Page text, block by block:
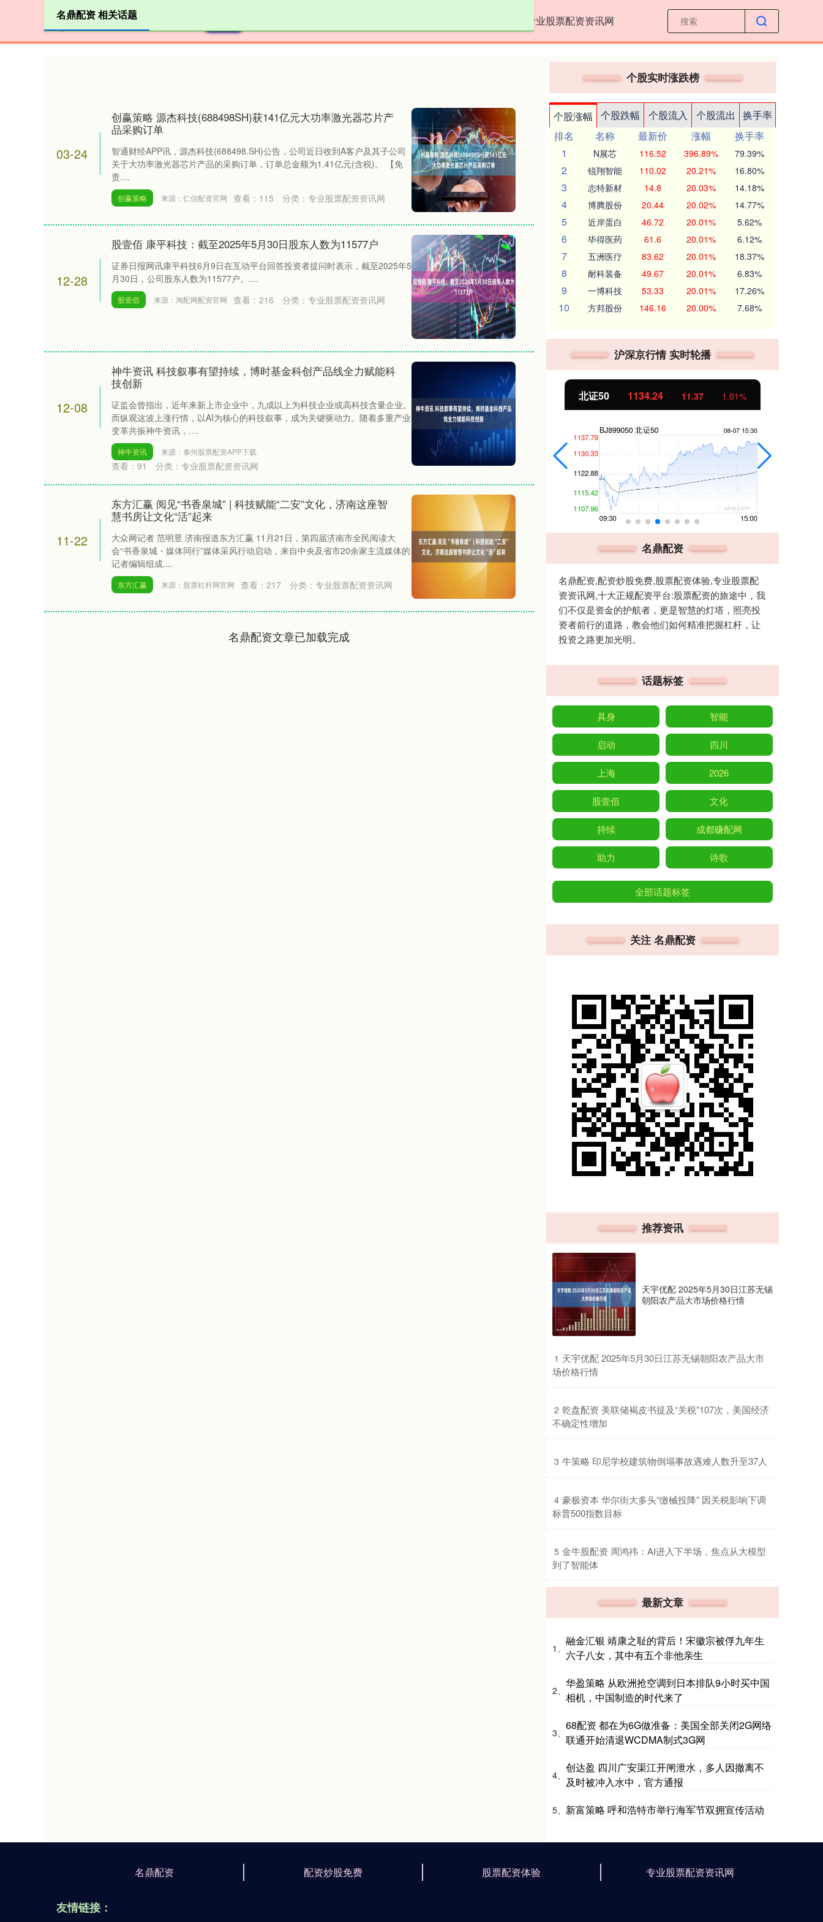
专业股票配资资讯网
名鼎配资 相关话题
03-24
创赢策略 源杰科技(688498SH)获141亿元大功率激光器芯片产
品采购订单
智通财经APP讯，源杰科技(688498.SH)公告，公司近日收到A客户及其子公司
关于大功率激光器芯片产品的采购订单，订单总金额为1.41亿元(含税)。 【免
责....
创赢策略 来源：仁信配资官网 查看： 115 分类： 专业股票配资资讯网
12-28
股壹佰 康平科技：截至2025年5月30日股东人数为11577户
证券日报网讯康平科技6月9日在互动平台回答投资者提问时表示，截至2025年5
月30日，公司股东人数为11577户。....
股壹佰 来源：淘配网配资官网 查看： 216 分类： 专业股票配资资讯网
12-08
神牛资讯 科技叙事有望持续，博时基金科创产品线全力赋能科
技创新
证监会曾指出，近年来新上市企业中，九成以上为科技企业或高科技含量企业。
而纵观这波上涨行情，以AI为核心的科技叙事，成为关键驱动力。随着多重产业
变革共振神牛资讯，....
神牛资讯 来源：泰州股票配资APP下载
查看： 91 分类： 专业股票配资资讯网
11-22
东方汇赢 阅见“书香泉城” | 科技赋能“二安”文化，济南这座智
慧书房让文化“活”起来
大众网记者 范明昱 济南报道东方汇赢 11月21日，第四届济南市全民阅读大
会“书香泉城・媒体同行”媒体采风行动启动，来自中央及省市20余家主流媒体的
记者编辑组成....
东方汇赢 来源：股票杠杆网官网 查看： 217 分类： 专业股票配资资讯网
名鼎配资文章已加载完成
个股实时涨跌榜
个股涨幅 个股跌幅 个股流入 个股流出
换手率
排名
名称 最新价 涨幅
换手率
1
N展芯 116.52 396.89% 79.39%
2 锐翔智能 110.02 20.21% 16.80%
3 志特新材 14.8 20.03% 14.18%
4 博腾股份 20.44 20.02% 14.77%
5 近岸蛋白 46.72 20.01% 5.62%
6 毕得医药 61.6 20.01% 6.12%
7 五洲医疗 83.62 20.01% 18.37%
8 耐科装备 49.67 20.01% 6.83%
9 一博科技 53.33 20.01% 17.26%
10 方邦股份 146.16 20.00% 7.68%
沪深京行情 实时轮播
4694.44 43.13 0.93% 北证50 1134.24 11.37 1.01%
名鼎配资
名鼎配资,配资炒股免费,股票配资体验,专业股票配
资资讯网,十大正规配资平台:股票配资的旅途中，我
们不仅是资金的护航者，更是智慧的灯塔，照亮投
资者前行的道路，教会他们如何精准把握杠杆，让
投资之路更加光明。
话题标签
具身 智能
启动 四川
上海 2026
股壹佰 文化
持续 成都赚配网
助力 诗歌
全部话题标签
关注 名鼎配资
推荐资讯
天宇优配 2025年5月30日江苏无锡
朝阳农产品大市场价格行情
1 ​天宇优配 2025年5月30日江苏无锡朝阳农产品大市
场价格行情
2 ​乾盘配资 美联储褐皮书提及“关税”107次，美国经济
不确定性增加
3 ​牛策略 印尼学校建筑物倒塌事故遇难人数升至37人
4 ​豪极资本 华尔街大多头“缴械投降” 因关税影响下调
标普500指数目标
5 ​金牛股配资 周鸿祎：AI进入下半场，焦点从大模型
到了智能体
最新文章
1、
融金汇银 靖康之耻的背后！宋徽宗被俘九年生
六子八女，其中有五个非他亲生
2、
华盈策略 从欧洲抢空调到日本排队9小时买中国
相机，中国制造的时代来了
3、
68配资 都在为6G做准备：美国全部关闭2G网络
联通开始清退WCDMA制式3G网
4、
创达盈 四川广安渠江开闸泄水，多人因撤离不
及时被冲入水中，官方通报
5、 新富策略 呼和浩特市举行海军节双拥宣传活动
名鼎配资 配资炒股免费 股票配资体验 专业股票配资资讯网
友情链接：